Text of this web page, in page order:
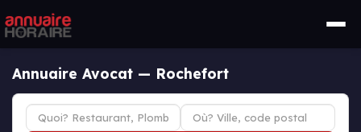
Annuaire Avocat — Rochefort